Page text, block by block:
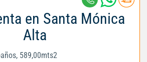
en Santa Mónica
Alta
589,00mts2